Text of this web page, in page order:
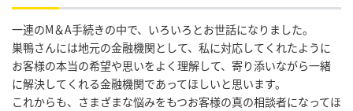
一連のM＆A手続きの中で、いろいろとお世話になりました。
巣鴨さんには地元の金融機関として、私に対応してくれたように
お客様の本当の希望や思いをよく理解して、寄り添いながら一緒
に解決してくれる金融機関であってほしいと思います。
これからも、さまざまな悩みをもつお客様の真の相談者になってほ